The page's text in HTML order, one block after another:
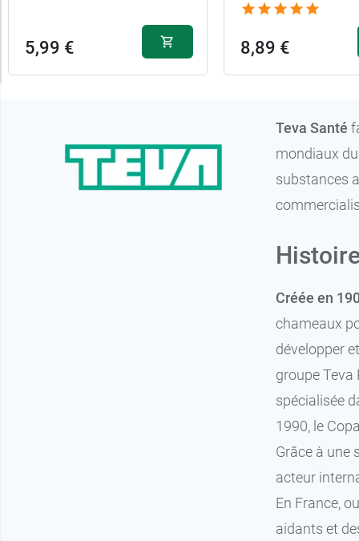
5,99 € 8,89 €
Teva Santé
mondiaux du
substances
Créée en
chameaux
développer
groupe Teva
spécialisée
1990, le
Grâce à une
acteur
En France,
aidants et